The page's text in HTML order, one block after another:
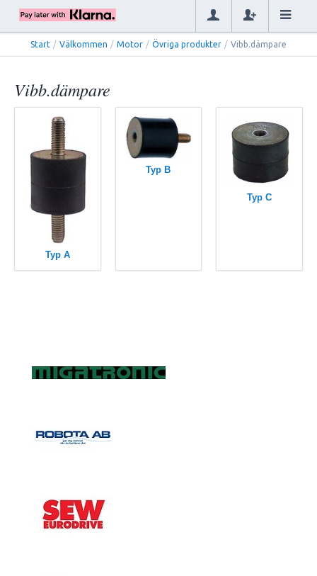
Start / Välkommen / Motor / Övriga produkter / Vibb.dämpare
Vibb.dämpare
Typ A
Typ B
Typ C